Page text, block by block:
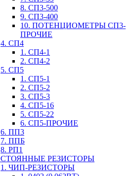
8. СП3-500
9. СП3-400
10. ПОТЕНЦИОМЕТРЫ СП3-
ПРОЧИЕ
4. СП4
1. СП4-1
2. СП4-2
5. СП5
1. СП5-1
2. СП5-2
3. СП5-3
4. СП5-16
5. СП5-22
6. СП5-ПРОЧИЕ
6. ПП3
7. ППБ
8. РП1
РЕЗИСТОРЫ
1. ЧИП-РЕЗИСТОРЫ